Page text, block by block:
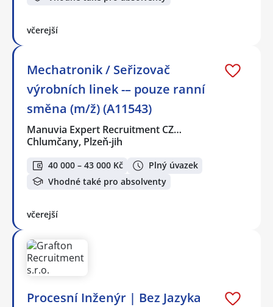
včerejší
Mechatronik / Seřizovač
výrobních linek -– pouze ranní
směna (m/ž) (A11543)
Manuvia Expert Recruitment CZ…
Chlumčany, Plzeň-jih
40 000 – 43 000 Kč
Plný úvazek
Vhodné také pro absolventy
včerejší
Procesní Inženýr | Bez Jazyka